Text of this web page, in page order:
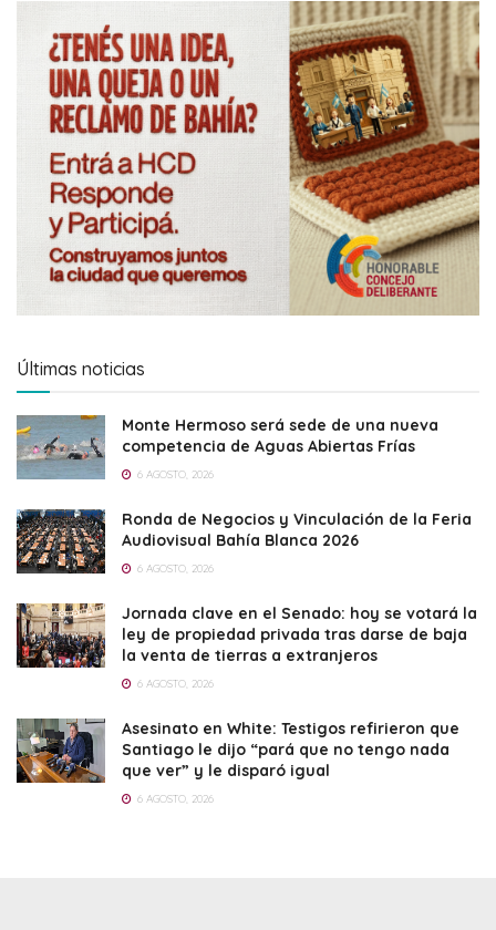
Últimas noticias
Monte Hermoso será sede de una nueva
competencia de Aguas Abiertas Frías
6 AGOSTO, 2026
Ronda de Negocios y Vinculación de la Feria
Audiovisual Bahía Blanca 2026
6 AGOSTO, 2026
Jornada clave en el Senado: hoy se votará la
ley de propiedad privada tras darse de baja
la venta de tierras a extranjeros
6 AGOSTO, 2026
Asesinato en White: Testigos refirieron que
Santiago le dijo “pará que no tengo nada
que ver” y le disparó igual
6 AGOSTO, 2026